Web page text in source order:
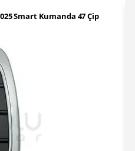
Smart Kumanda 47 Çip